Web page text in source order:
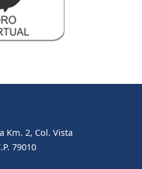
Km. 2, Col. Vista
79010